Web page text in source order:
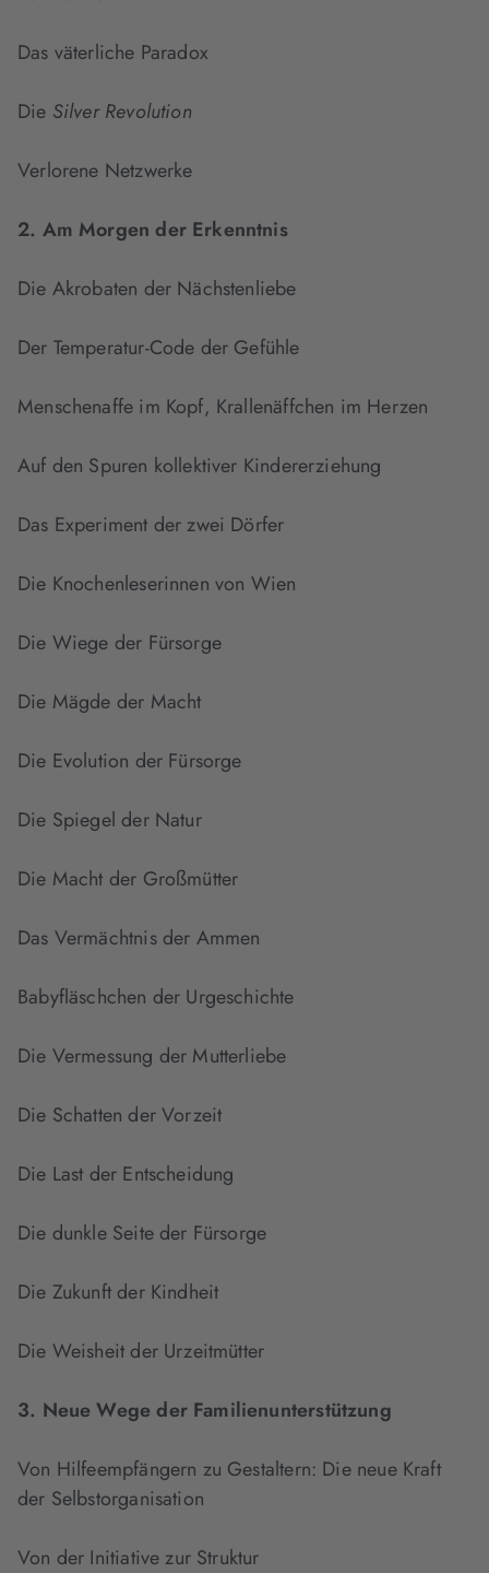
Das väterliche Paradox
Die Silver Revolution
Verlorene Netzwerke
2. Am Morgen der Erkenntnis
Die Akrobaten der Nächstenliebe
Der Temperatur-Code der Gefühle
Menschenaffe im Kopf, Krallenäffchen im Herzen
Auf den Spuren kollektiver Kindererziehung
Das Experiment der zwei Dörfer
Die Knochenleserinnen von Wien
Die Wiege der Fürsorge
Die Mägde der Macht
Die Evolution der Fürsorge
Die Spiegel der Natur
Die Macht der Großmütter
Das Vermächtnis der Ammen
Babyfläschchen der Urgeschichte
Die Vermessung der Mutterliebe
Die Schatten der Vorzeit
Die Last der Entscheidung
Die dunkle Seite der Fürsorge
Die Zukunft der Kindheit
Die Weisheit der Urzeitmütter
3. Neue Wege der Familienunterstützung
Von Hilfeempfängern zu Gestaltern: Die neue Kraft
der Selbstorganisation
Von der Initiative zur Struktur